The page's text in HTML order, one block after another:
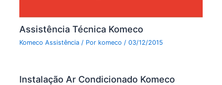
Assistência Técnica Komeco
Komeco Assistência / Por komeco/03/12/2015
Instalação Ar Condicionado Komeco